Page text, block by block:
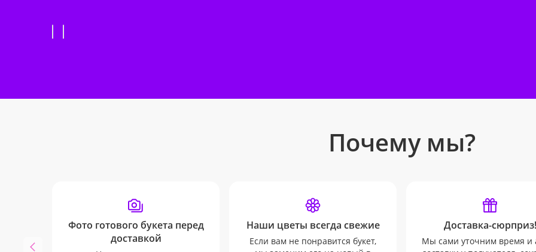
Почему мы?
Фото готового букета перед
доставкой
Наши цветы всегда свежие
Если вам не понравится букет,
Доставка-сюрприз!
Мы сами уточним время и